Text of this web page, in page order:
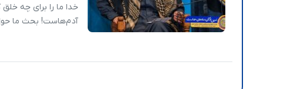
خدا ما را برای چه
آدم‌هاست! بحث ما